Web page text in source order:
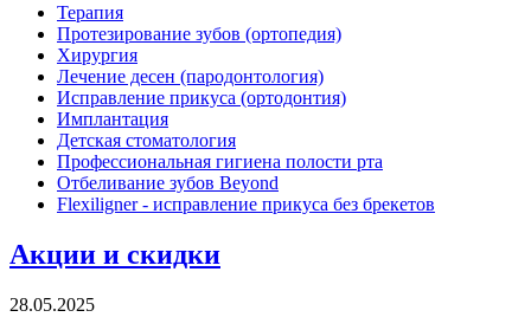
Терапия
Протезирование зубов (ортопедия)
Хирургия
Лечение десен (пародонтология)
Исправление прикуса (ортодонтия)
Имплантация
Детская стоматология
Профессиональная гигиена полости рта
Отбеливание зубов Beyond
Flexiligner - исправление прикуса без брекетов
Акции и скидки
28.05.2025